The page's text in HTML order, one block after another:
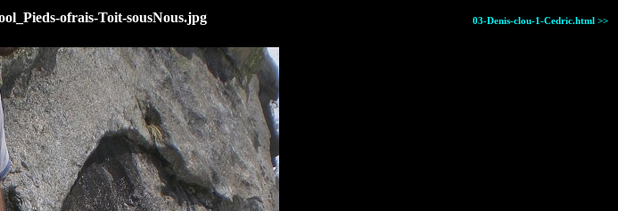
ofrais-Toit-sousNous.jpg 03-Denis-clou-1-Cedric.html >>